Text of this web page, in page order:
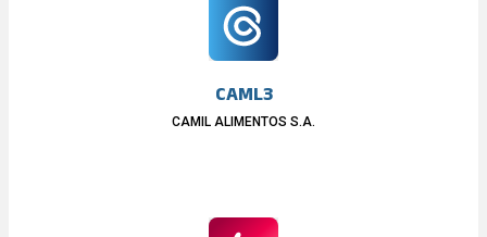
CAML3
CAMIL ALIMENTOS S.A.